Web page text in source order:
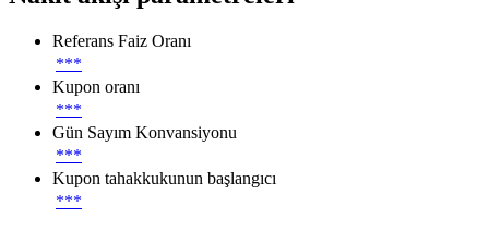
Referans Faiz Oranı
***
Kupon oranı
***
Gün Sayım Konvansiyonu
***
Kupon tahakkukunun başlangıcı
***